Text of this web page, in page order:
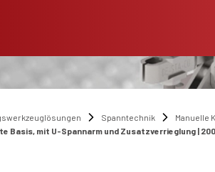
Spanntechnik Manuelle
Basis, mit U-Spannarm und Zusatzverrieglung |